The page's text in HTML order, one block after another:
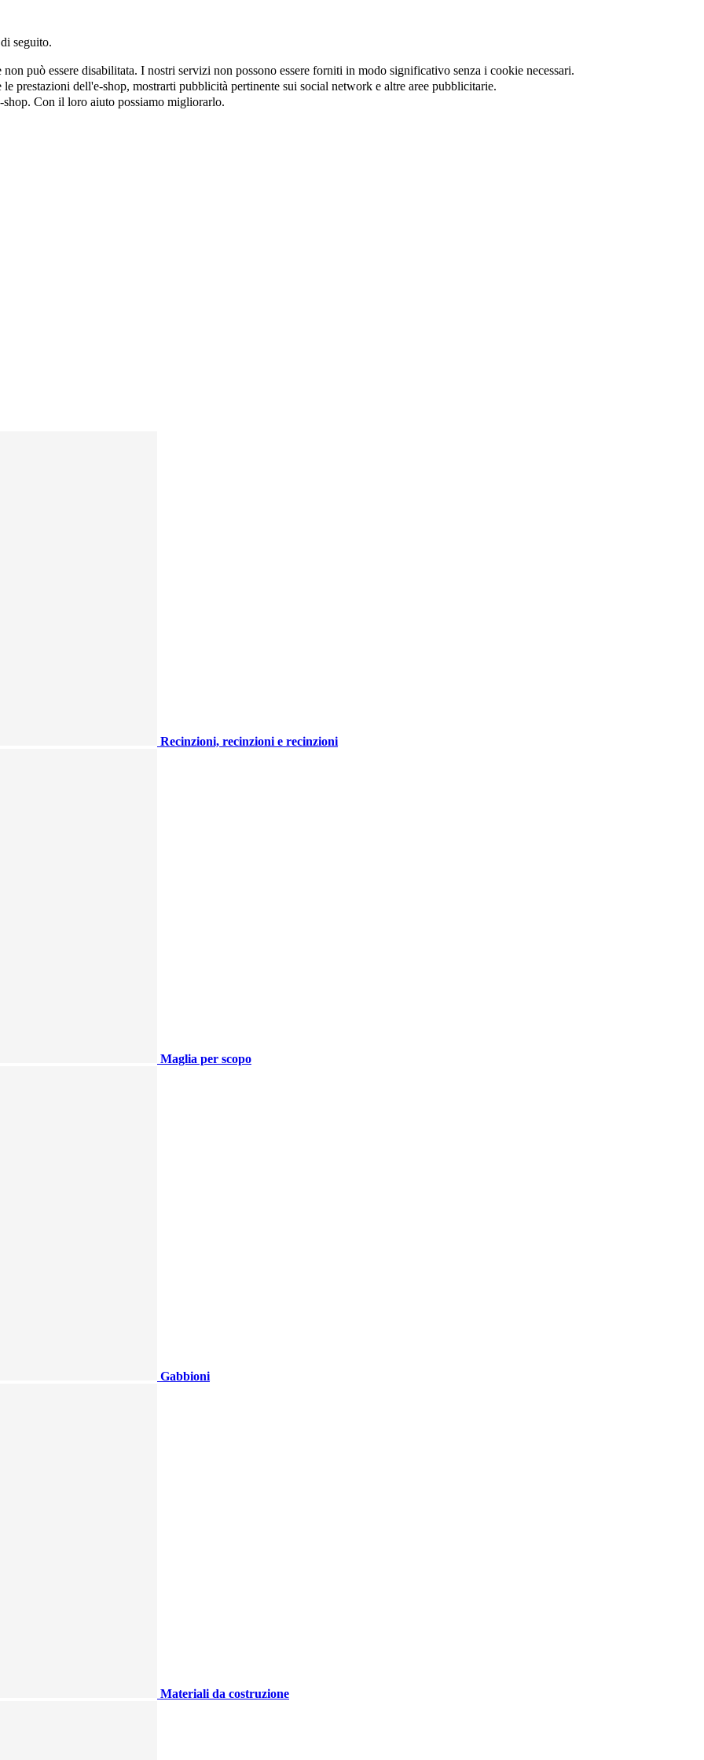
seguito.
non può essere disabilitata. I nostri servizi non possono essere forniti in modo significativo senza i cookie necessari.
prestazioni dell'e-shop, mostrarti pubblicità pertinente sui social network e altre aree pubblicitarie.
Con il loro aiuto possiamo migliorarlo.
Recinzioni, recinzioni e recinzioni
Maglia per scopo
Gabbioni
Materiali da costruzione